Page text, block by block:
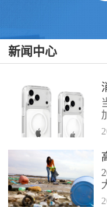
新闻中心